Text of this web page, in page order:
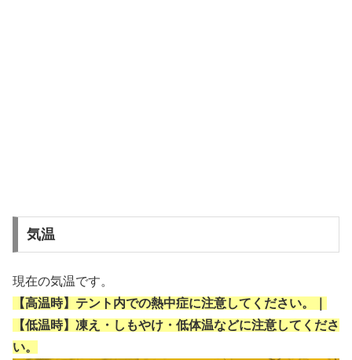
気温
現在の気温です。
【高温時】テント内での熱中症に注意してください。｜
【低温時】凍え・しもやけ・低体温などに注意してくださ
い。